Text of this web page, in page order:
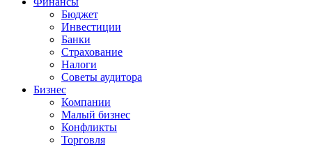
Бюджет
Инвестиции
Банки
Страхование
Налоги
Советы аудитора
Бизнес
Компании
Малый бизнес
Конфликты
Торговля